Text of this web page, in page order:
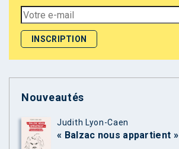
Nouveautés
Judith Lyon-Caen
« Balzac nous appartient »